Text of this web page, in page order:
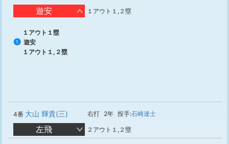
遊安 １アウト１,２塁
１アウト１塁
1
遊安
１アウト１,２塁
4番 大山 輝貴(三) 右打 2年 投手:石崎達士
左飛 ２アウト１,２塁